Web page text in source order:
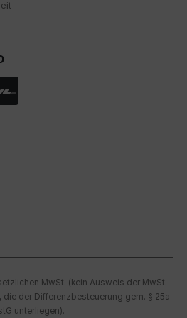
MwSt. (kein Ausweis der MwSt.
die der Differenzbesteuerung gem. § 25a
unterliegen).
möglicherweise ohne
werden. Wenn Sie auf "Nur